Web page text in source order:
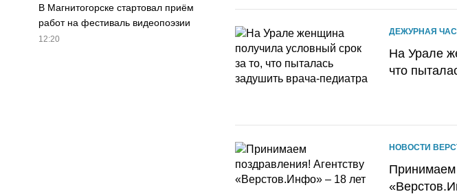
В Магнитогорске стартовал приём
работ на фестиваль видеопоэзии
12:20
ДЕЖУРНАЯ
На Урале
что
НОВОСТИ
Принимаем